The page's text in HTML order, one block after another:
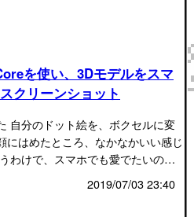
を使い、3Dモデルをスマ
クリーンショット
自分のドット絵を、ボクセルに変
はめたところ、なかなかいい感じ
わけで、スマホでも愛でたいの…
2019/07/03 23:40